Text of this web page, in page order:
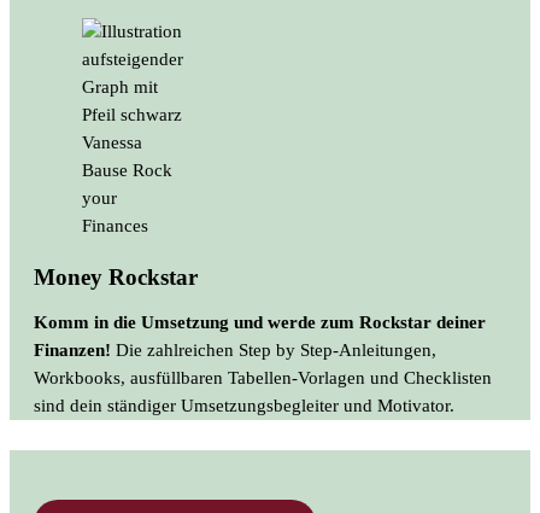
Money Rockstar
Komm in die Umsetzung und werde zum Rockstar deiner
Finanzen! Die zahlreichen Step by Step-Anleitungen,
Workbooks, ausfüllbaren Tabellen-Vorlagen und Checklisten
sind dein ständiger Umsetzungsbegleiter und Motivator.